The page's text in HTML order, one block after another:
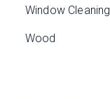
Window Cleaning
Wood